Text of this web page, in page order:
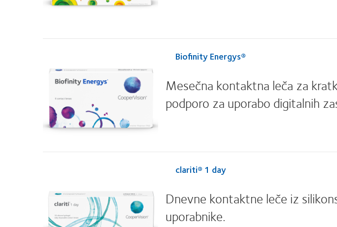
Biofinity Energys®
Mesečna kontaktna leča za
podporo za uporabo digitalnih
clariti® 1 day
Dnevne kontaktne leče iz
uporabnike.